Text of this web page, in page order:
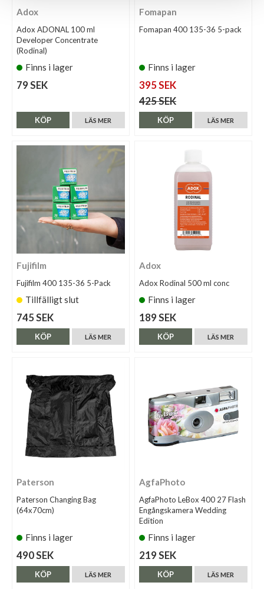
Adox
Adox ADONAL 100 ml
Developer Concentrate
(Rodinal)
Finns i lager
79 SEK
LÄS MER
KÖP
Fomapan
Fomapan 400 135-36 5-pack
Finns i lager
395 SEK
425 SEK
LÄS MER
KÖP
Fujifilm
Fujifilm 400 135-36 5-Pack
Tillfälligt slut
745 SEK
LÄS MER
KÖP
Adox
Adox Rodinal 500 ml conc
Finns i lager
189 SEK
LÄS MER
KÖP
Paterson
Paterson Changing Bag
(64x70cm)
Finns i lager
490 SEK
LÄS MER
KÖP
AgfaPhoto
AgfaPhoto LeBox 400 27 Flash
Engångskamera Wedding
Edition
Finns i lager
219 SEK
LÄS MER
KÖP